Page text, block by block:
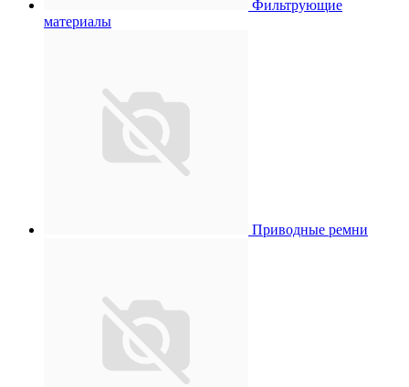
Фильтрующие
материалы
Приводные ремни